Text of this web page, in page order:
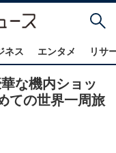
ネス エンタメ リサ
な機内ショッ
ての世界一周旅